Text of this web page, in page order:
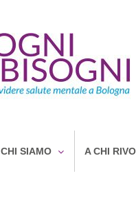
CHI SIAMO A CHI